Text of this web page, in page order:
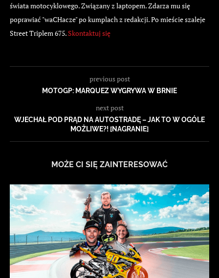
świata motocyklowego. Związany z laptopem. Zdarza mu się
poprawiać "waCHacze" po kumplach z redakcji. Po mieście szaleje
Street Triplem 675. Skontaktuj się
previous post
MOTOGP: MARQUEZ WYGRYWA W BRNIE
next post
WJECHAŁ POD PRĄD NA AUTOSTRADĘ – JAK TO W OGÓLE
MOŻLIWE?! [NAGRANIE]
MOŻE CI SIĘ ZAINTERESOWAĆ